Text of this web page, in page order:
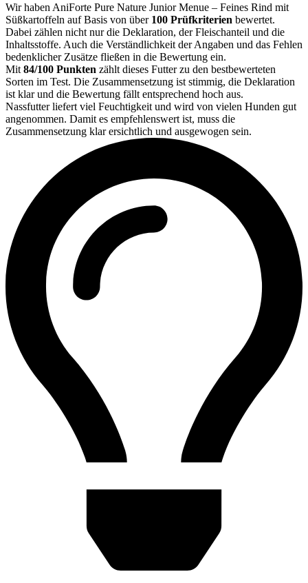
Wir haben AniForte Pure Nature Junior Menue – Feines Rind mit
Süßkartoffeln auf Basis von über 100 Prüfkriterien bewertet.
Dabei zählen nicht nur die Deklaration, der Fleischanteil und die
Inhaltsstoffe. Auch die Verständlichkeit der Angaben und das Fehlen
bedenklicher Zusätze fließen in die Bewertung ein.
Mit 84/100 Punkten zählt dieses Futter zu den bestbewerteten
Sorten im Test. Die Zusammensetzung ist stimmig, die Deklaration
ist klar und die Bewertung fällt entsprechend hoch aus.
Nassfutter liefert viel Feuchtigkeit und wird von vielen Hunden gut
angenommen. Damit es empfehlenswert ist, muss die
Zusammensetzung klar ersichtlich und ausgewogen sein.